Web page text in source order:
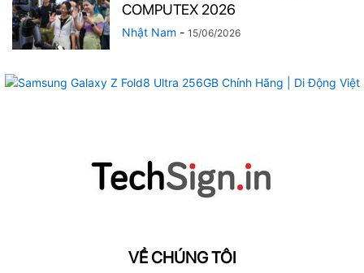
COMPUTEX 2026
Nhật Nam - 15/06/2026
VỀ CHÚNG TÔI